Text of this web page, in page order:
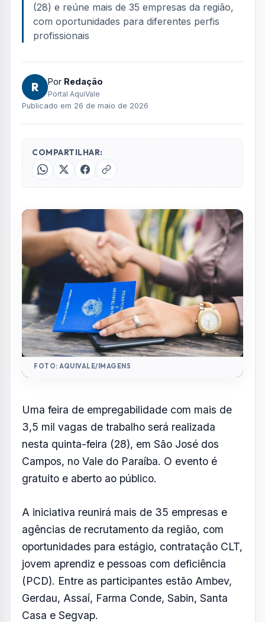
(28) e reúne mais de 35 empresas da região,
com oportunidades para diferentes perfis
profissionais
R Por Redação
Portal AquiVale
Publicado em 26 de maio de 2026
COMPARTILHAR:
FOTO: AQUIVALE/IMAGENS
Uma feira de empregabilidade com mais de
3,5 mil vagas de trabalho será realizada
nesta quinta-feira (28), em São José dos
Campos, no Vale do Paraíba. O evento é
gratuito e aberto ao público.
A iniciativa reunirá mais de 35 empresas e
agências de recrutamento da região, com
oportunidades para estágio, contratação CLT,
jovem aprendiz e pessoas com deficiência
(PCD). Entre as participantes estão Ambev,
Gerdau, Assaí, Farma Conde, Sabin, Santa
Casa e Segvap.